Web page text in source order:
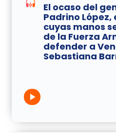
El ocaso del
Padrino López,
cuyas manos
de la Fuerza
defender a
Sebastiana